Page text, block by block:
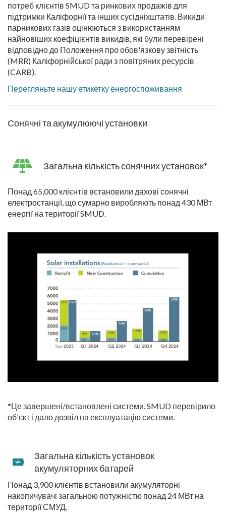
потреб клієнтів SMUD та ринкових продажів для
підтримки Каліфорнії та інших сусідніхштатів. Викиди
парникових газів оцінюються з використанням
найновіших коефіцієнтів викидів, які були перевірені
відповідно до Положення про обов'язкову звітність
(MRR) Каліфорнійської ради з повітряних ресурсів
(CARB).
Перегляньте нашу етикетку енергоспоживання
Сонячні та акумулюючі установки
Загальна кількість сонячних установок*
Понад 65,000 клієнтів встановили дахові сонячні
електростанції, що сумарно виробляють понад 430 МВт
енергії на території SMUD.
*Це завершені/встановлені системи. SMUD перевірило
об'єкт і дало дозвіл на експлуатацію системи.
Загальна кількість установок
акумуляторних батарей
Понад 3,900 клієнтів встановили акумуляторні
накопичувачі загальною потужністю понад 24 МВт на
території СМУД.